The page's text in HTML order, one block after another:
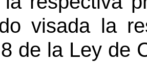
visada la
de la Ley de